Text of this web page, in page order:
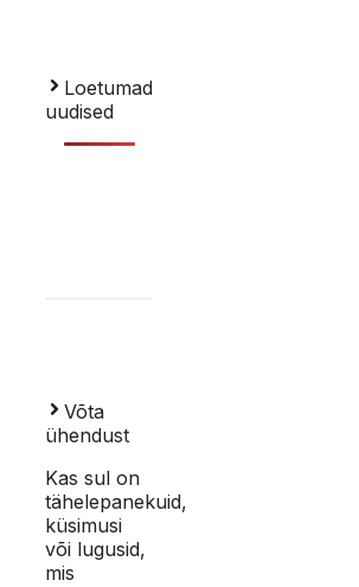
Loetumad
uudised
Võta
ühendust
Kas sul on
tähelepanekuid,
küsimusi
või lugusid,
mis